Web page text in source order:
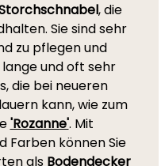
, die
Sie sind sehr
zu pflegen und
und oft sehr
die bei neueren
kann, wie zum
'Rozanne'. Mit
Farben können Sie
als Bodendecker